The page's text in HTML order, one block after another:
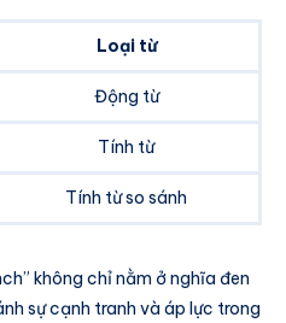
Loại từ
Động từ
Tính từ
Tính từ so sánh
không chỉ nằm ở nghĩa đen
sự cạnh tranh và áp lực trong